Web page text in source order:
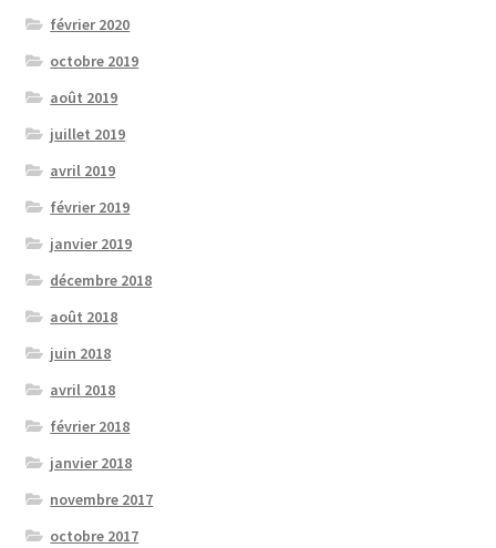
février 2020
octobre 2019
août 2019
juillet 2019
avril 2019
février 2019
janvier 2019
décembre 2018
août 2018
juin 2018
avril 2018
février 2018
janvier 2018
novembre 2017
octobre 2017